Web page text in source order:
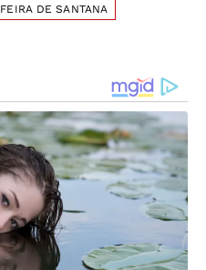
FEIRA DE SANTANA